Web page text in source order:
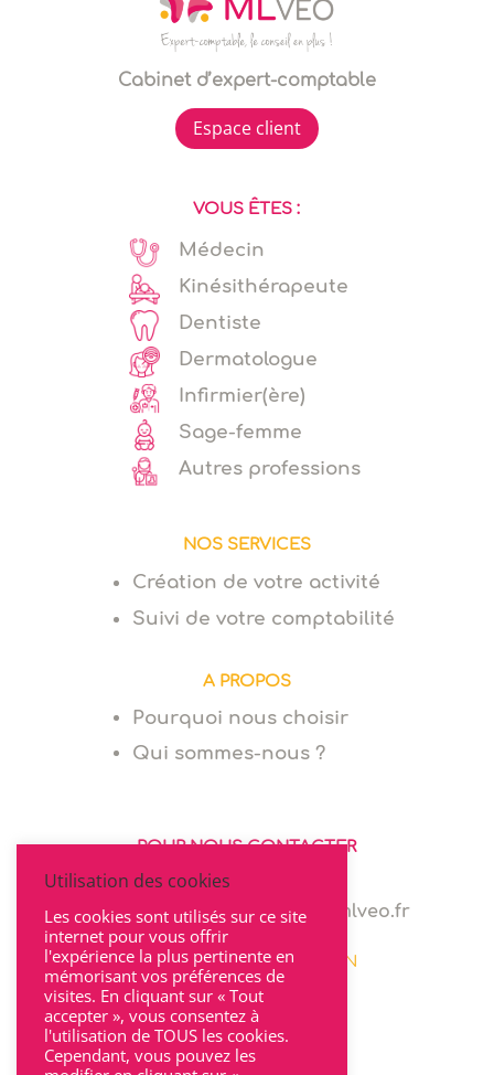
Cabinet d’expert-comptable
Espace client
VOUS ÊTES :
Médecin
Kinésithérapeute
Dentiste
Dermatologue
Infirmier(ère)
Sage-femme
Autres professions
NOS SERVICES
Création de votre activité
Suivi de votre comptabilité
A PROPOS
Pourquoi nous choisir
Qui sommes-nous ?
POUR NOUS CONTACTER
06 64 94 03 68
marie.levionnois@cabinet-mlveo.fr
22 rue Seguin 69002 LYON
Utilisation des cookies
Les cookies sont utilisés sur ce site
internet pour vous offrir
l'expérience la plus pertinente en
mémorisant vos préférences de
visites. En cliquant sur « Tout
accepter », vous consentez à
l'utilisation de TOUS les cookies.
Cependant, vous pouvez les